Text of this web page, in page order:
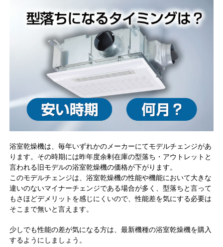
浴室乾燥機は、毎年いずれかのメーカーにてモデルチェンジがあ
ります。その時期には昨年度余剰在庫の型落ち・アウトレットと
言われる旧モデルの浴室乾燥機の価格が下がります。
このモデルチェンジは、浴室乾燥機の性能や機能において大きな
違いのないマイナーチェンジである場合が多く、型落ちと言って
もさほどデメリットを感じにくいので、性能差を気にする必要は
そこまで無いと言えます。
少しでも性能の差が気になる方は、最新機種の浴室乾燥機を購入
するようにしましょう。